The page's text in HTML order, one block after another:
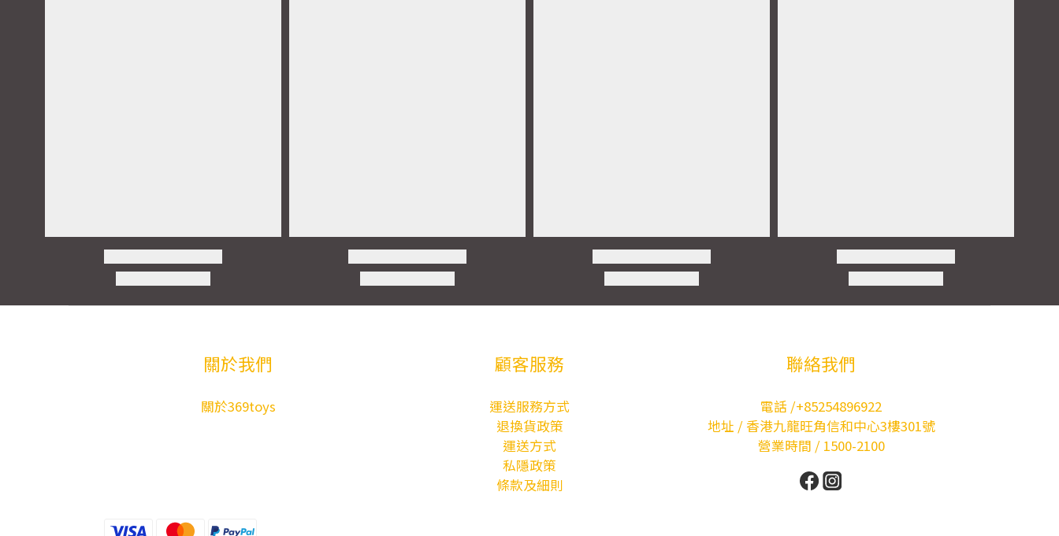
關於我們
關於369toys
顧客服務
運送服務方式
退換貨政策
運送方式
私隱政策
條款及細則
聯絡我們
電話 /+85254896922
地址 / 香港九龍旺角信和中心3樓301號
營業時間 / 1500-2100